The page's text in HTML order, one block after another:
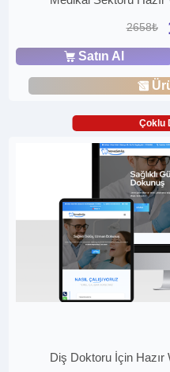
2658₺
Satın Al
Çoklu
Diş Doktoru İçin